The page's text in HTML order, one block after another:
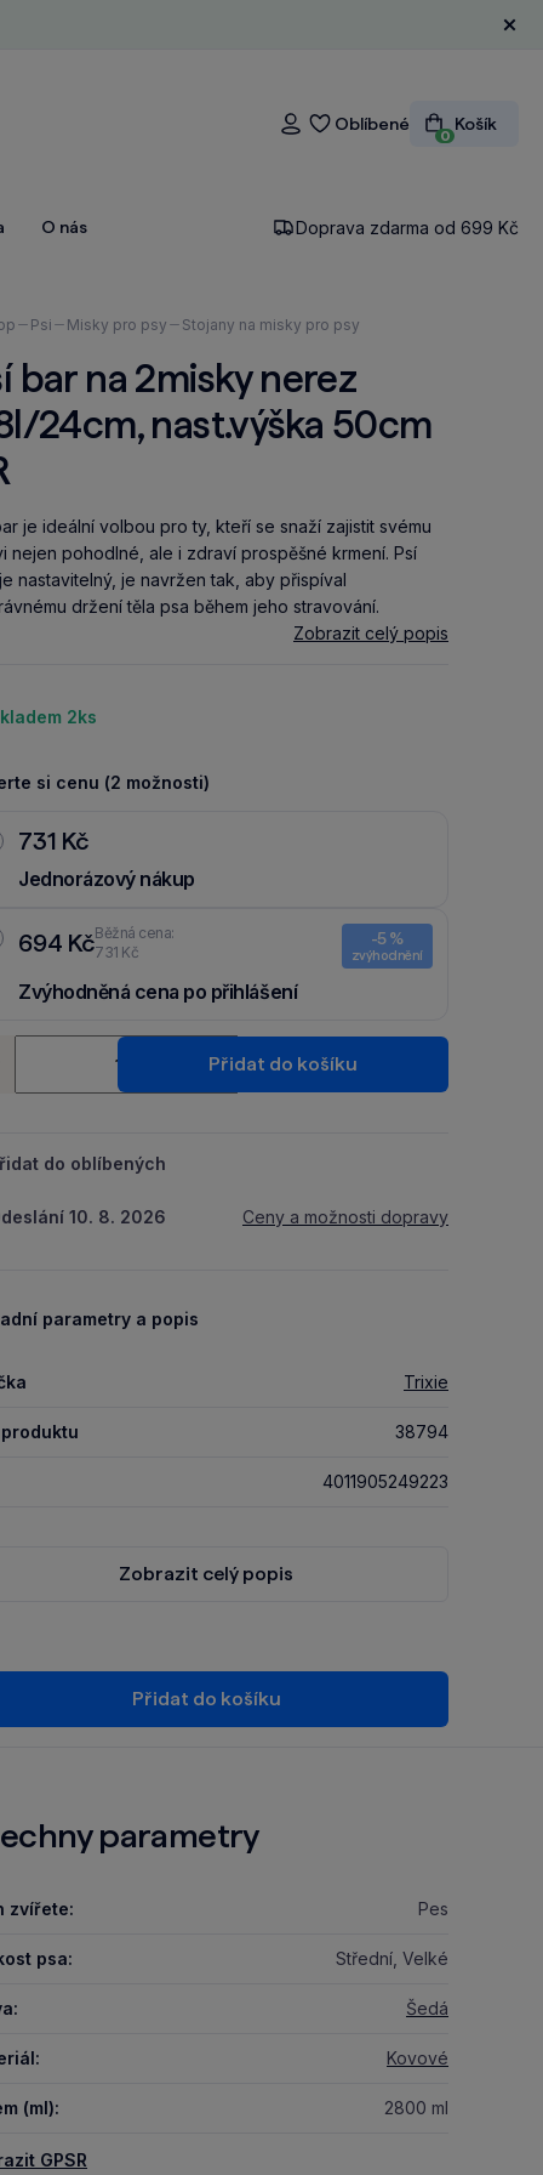
Přihlášení
Oblíbené
0
Košík
O nás Doprava zdarma od 699 Kč
Psi Misky pro psy Stojany na misky pro psy
bar na 2misky nerez
24cm, nast.výška 50cm
je ideální volbou pro ty, kteří se snaží zajistit svému
nejen pohodlné, ale i zdraví prospěšné krmení. Psí
nastavitelný, je navržen tak, aby přispíval
držení těla psa během jeho stravování.
Zobrazit celý popis
2ks
si cenu (2 možnosti)
731 Kč
Jednorázový nákup
694 KčBěžná cena:
731 Kč
-5 %
zvýhodnění
Zvýhodněná cena po přihlášení
+
Přidat do košíku
do oblíbených
10. 8. 2026 Ceny a možnosti dopravy
parametry a popis
Trixie
38794
4011905249223
Zobrazit celý popis
Přidat do košíku
parametry
zvířete: Pes
psa: Střední, Velké
Šedá
Kovové
(ml): 2800 ml
GPSR